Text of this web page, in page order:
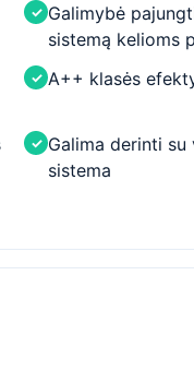
✓ Galimybė
sistemą kelioms
✓ A++ klasės
✓ Galima derinti su
sistema